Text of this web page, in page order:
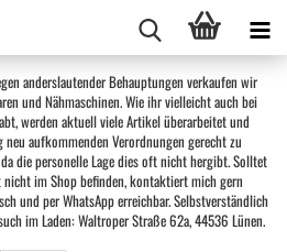
anderslautender Behauptungen verkaufen wir
und Nähmaschinen. Wie ihr vielleicht auch bei
werden aktuell viele Artikel überarbeitet und
aufkommenden Verordnungen gerecht zu
die personelle Lage dies oft nicht hergibt. Solltet
im Shop befinden, kontaktiert mich gern
und per WhatsApp erreichbar. Selbstverständlich
im Laden: Waltroper Straße 62a, 44536 Lünen.